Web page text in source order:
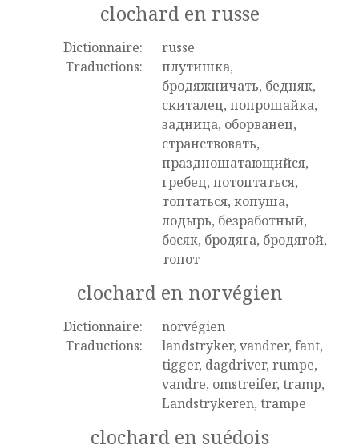
clochard en russe
Dictionnaire:
russe
Traductions:
плутишка,
бродяжничать, бедняк,
скиталец, попрошайка,
задница, оборванец,
странствовать,
праздношатающийся,
гребец, потоптаться,
топтаться, копуша,
лодырь, безработный,
босяк, бродяга, бродягой,
топот
clochard en norvégien
Dictionnaire:
norvégien
Traductions:
landstryker, vandrer, fant,
tigger, dagdriver, rumpe,
vandre, omstreifer, tramp,
Landstrykeren, trampe
clochard en suédois